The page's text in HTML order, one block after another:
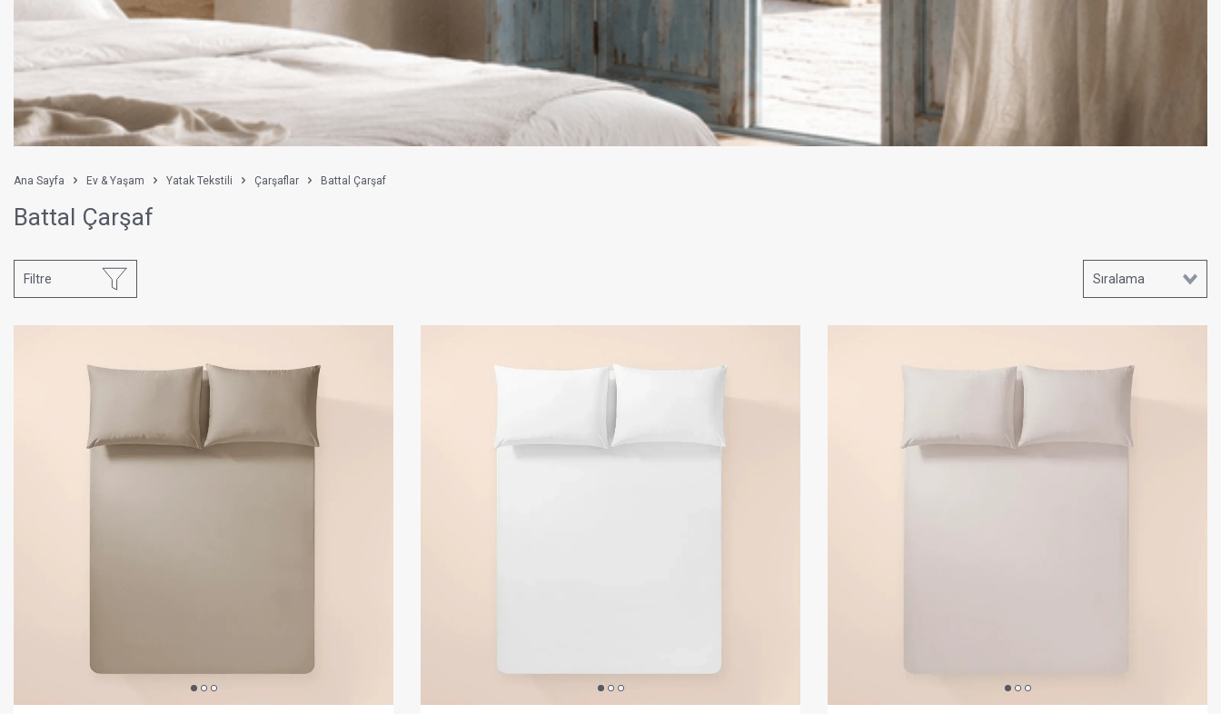
Ana Sayfa Ev & Yaşam Yatak Tekstili Çarşaflar Battal Çarşaf
Battal Çarşaf
Filtre